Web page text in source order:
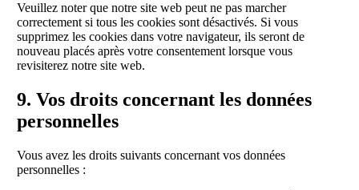
Veuillez noter que notre site web peut ne pas marcher
correctement si tous les cookies sont désactivés. Si vous
supprimez les cookies dans votre navigateur, ils seront de
nouveau placés après votre consentement lorsque vous
revisiterez notre site web.
9. Vos droits concernant les données
personnelles
Vous avez les droits suivants concernant vos données
personnelles :